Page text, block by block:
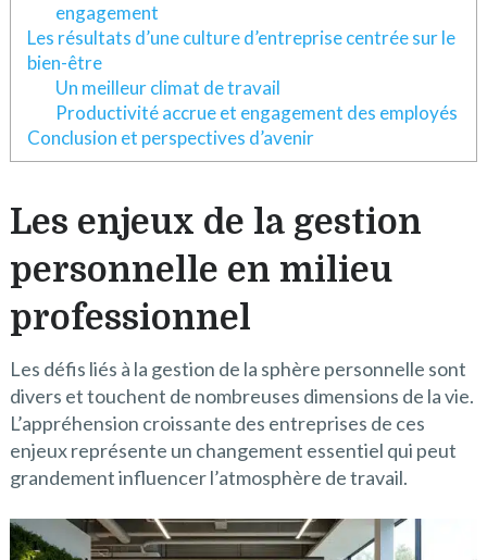
engagement
Les résultats d’une culture d’entreprise centrée sur le
bien-être
Un meilleur climat de travail
Productivité accrue et engagement des employés
Conclusion et perspectives d’avenir
Les enjeux de la gestion
personnelle en milieu
professionnel
Les défis liés à la gestion de la sphère personnelle sont
divers et touchent de nombreuses dimensions de la vie.
L’appréhension croissante des entreprises de ces
enjeux représente un changement essentiel qui peut
grandement influencer l’atmosphère de travail.